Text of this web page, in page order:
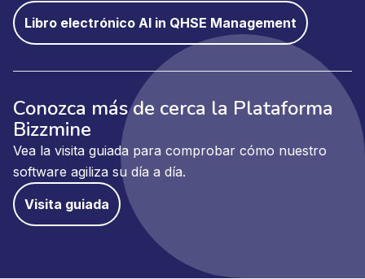
Libro electrónico AI in QHSE Management
Conozca más de cerca la Plataforma
Bizzmine
Vea la visita guiada para comprobar cómo nuestro
software agiliza su día a día.
Visita guiada